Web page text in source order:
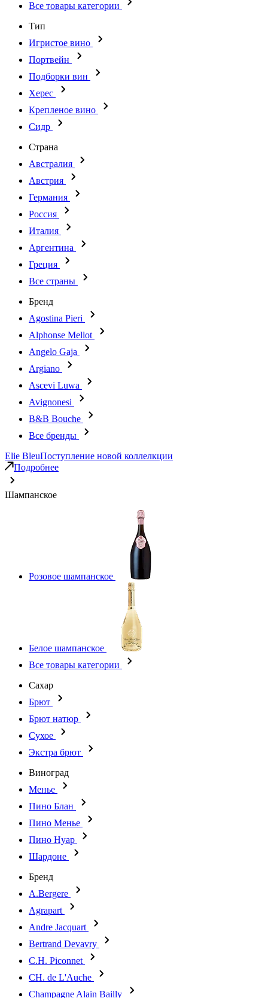
Все товары категории
Тип
Игристое вино
Портвейн
Подборки вин
Херес
Крепленое вино
Сидр
Страна
Австралия
Австрия
Германия
Россия
Италия
Аргентина
Греция
Все страны
Бренд
Agostina Pieri
Alphonse Mellot
Angelo Gaja
Argiano
Ascevi Luwa
Avignonesi
B&B Bouche
Все бренды
Elie BleuПоступление новой коллелкции
Подробнее
Шампанское
Розовое шампанское
Белое шампанское
Все товары категории
Сахар
Брют
Брют натюр
Сухое
Экстра брют
Виноград
Менье
Пино Блан
Пино Менье
Пино Нуар
Шардоне
Бренд
A.Bergere
Agrapart
Andre Jacquart
Bertrand Devavry
C.H. Piconnet
CH. de L'Auche
Champagne Alain Bailly